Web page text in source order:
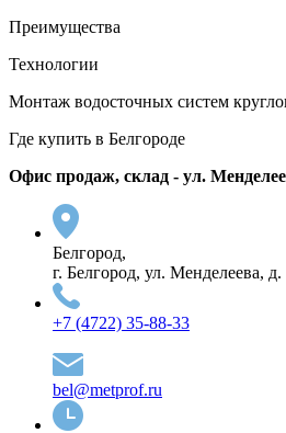
Преимущества
Технологии
Монтаж водосточных систем
Где купить в Белгороде
Офис продаж, склад - ул.
Белгород,
г. Белгород, ул. Менделеева, д.
+7 (4722) 35-88-33
bel@metprof.ru